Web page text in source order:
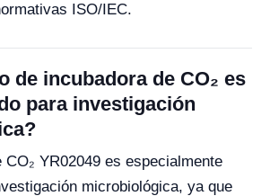
ISO/IEC.
de incubadora de CO₂ es
para investigación
CO₂ YR02049 es especialmente
microbiológica, ya que